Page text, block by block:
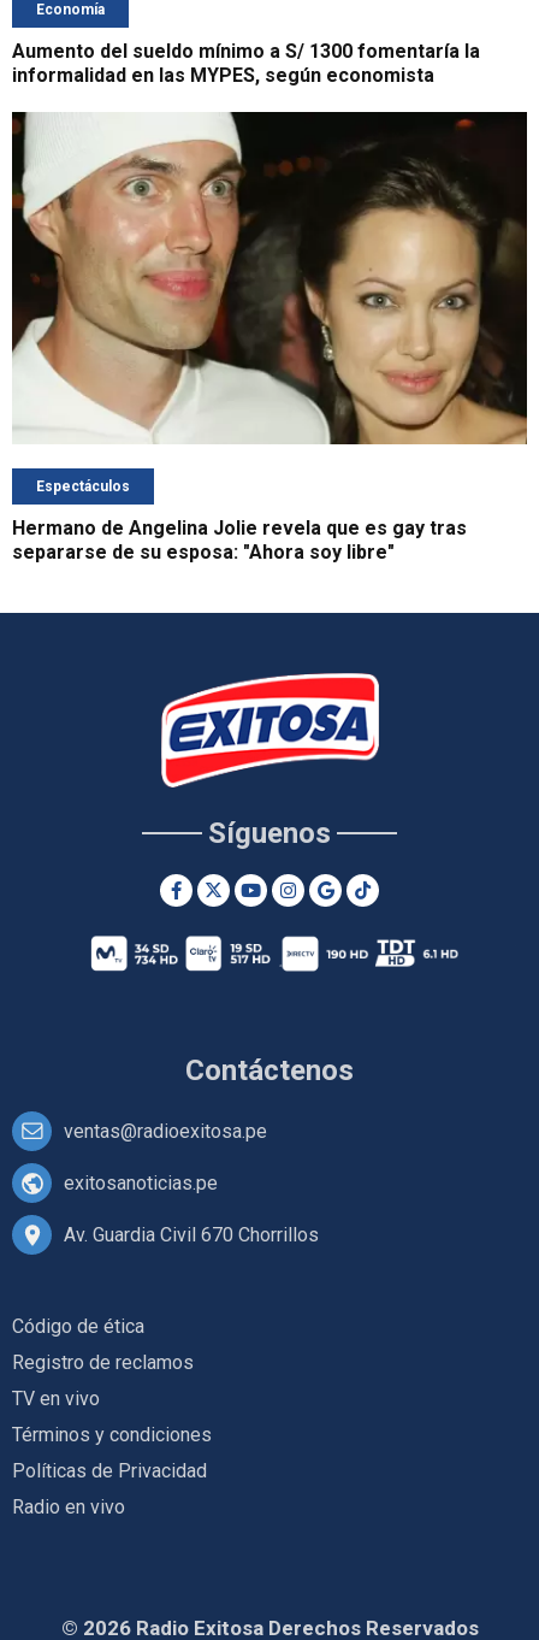
Economía
Aumento del sueldo mínimo a S/ 1300 fomentaría la
informalidad en las MYPES, según economista
Espectáculos
Hermano de Angelina Jolie revela que es gay tras
separarse de su esposa: "Ahora soy libre"
Contáctenos
ventas@radioexitosa.pe
exitosanoticias.pe
Av. Guardia Civil 670 Chorrillos
Síguenos
Código de ética
Registro de reclamos
TV en vivo
Términos y condiciones
Políticas de Privacidad
Radio en vivo
© 2026 Radio Exitosa Derechos Reservados